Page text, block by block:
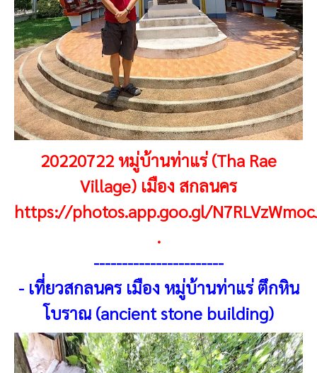
20220722 หมู่บ้านท่าแร่ (Tha Rae
Village) เมือง สกลนคร
https://photos.app.goo.gl/
.
-----------------------
- เที่ยวสกลนคร เมือง หมู่บ้านท่าแร่ ตึกหิน
โบราณ (ancient stone building)